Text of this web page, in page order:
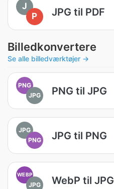
J
P
JPG til PDF
Billedkonvertere
Se alle billedværktøjer →
PNG
JPG
PNG til JPG
JPG
PNG
JPG til PNG
WEBP
JPG WebP til JPG